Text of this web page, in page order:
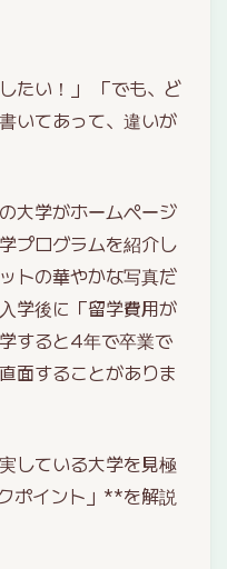
たい！」 「でも、ど
いてあって、違いが
大学がホームページ
プログラムを紹介し
トの華やかな写真だ
学後に「留学費用が
すると4年で卒業で
面することがありま
している大学を見極
ポイント」**を解説